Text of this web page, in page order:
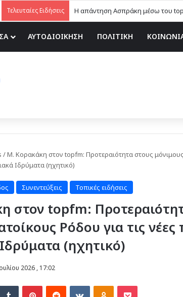
Τελευταίες Ειδήσεις
ΑΥΤΟΔΙΟΙΚΗΣΗ ΠΟΛΙΤΙΚΗ
/Μ. Κορακάκη στον topfm: Προτεραιότητα στους μόνιμους
Ιδρύματα (ηχητικό)
Συνεντεύξεις Τοπικές ειδήσεις
στον topfm:
Ρόδου για τις
(ηχητικό)
2026 , 17:02
Tumblr PinterestReddit VKontakteOdnoklassniki
Pocket